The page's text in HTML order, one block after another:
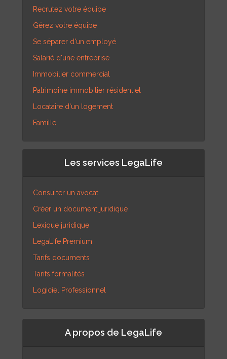
Recrutez votre équipe
Gérez votre équipe
Se séparer d'un employé
Salarié d'une entreprise
Immobilier commercial
Patrimoine immobilier résidentiel
Locataire d'un logement
Famille
Les services LegaLife
Consulter un avocat
Créer un document juridique
Lexique juridique
LegaLife Premium
Tarifs documents
Tarifs formalités
Logiciel Professionnel
A propos de LegaLife